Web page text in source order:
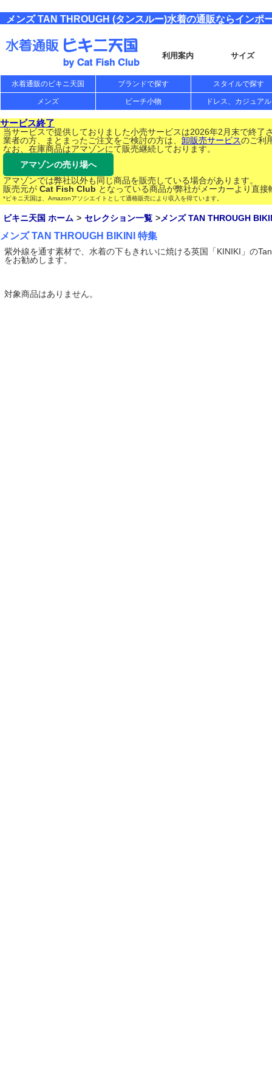
メンズ TAN THROUGH (タンスルー)水着の通販ならインポ
利用案内 サイズ
水着通販のビキニ天国 ブランドで探す スタイルで探す
メンズ ビーチ小物 ドレス、カジュアル
サービス終了
当サービスで提供しておりました小売サービスは2026年2月末で終了
業者の方、まとまったご注文をご検討の方は、 卸販売サービスのご利
なお、在庫商品はアマゾンにて販売継続しております。
アマゾンの売り場へ
アマゾンでは弊社以外も同じ商品を販売している場合があります。
販売元が Cat Fish Club となっている商品が弊社がメーカーより直
*ビキニ天国は、Amazonアソシエイトとして適格販売により収入を得ています。
ビキニ天国 ホーム セレクション一覧 メンズ TAN THROUGH
メンズ TAN THROUGH BIKINI 特集
紫外線を通す素材で、水着の下もきれいに焼ける英国「KINIKI」の
をお勧めします。
対象商品はありません。